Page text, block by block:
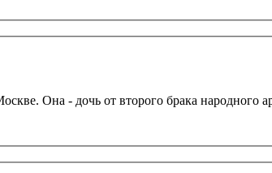
Она - дочь от второго брака народного